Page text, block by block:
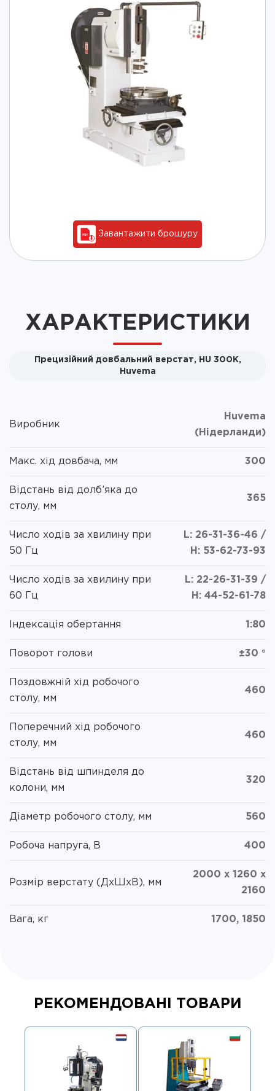
Завантажити брошуру
ХАРАКТЕРИСТИКИ
Прецизійний довбальний верстат, HU 300K,
Huvema
Виробник
Huvema
(Нідерланди)
Макс. хід довбача, мм 300
Відстань від долб’яка до
столу, мм
365
Число ходів за хвилину при
50 Гц
L: 26-31-36-46 /
H: 53-62-73-93
Число ходів за хвилину при
60 Гц
L: 22-26-31-39 /
H: 44-52-61-78
Індексація обертання 1:80
Поворот голови ±30 °
Поздовжній хід робочого
столу, мм
460
Поперечний хід робочого
столу, мм
460
Відстань від шпинделя до
колони, мм
320
Діаметр робочого столу, мм 560
Робоча напруга, В 400
Розмір верстату (ДxШxВ), мм
2000 x 1260 x
2160
Вага, кг 1700, 1850
РЕКОМЕНДОВАНІ ТОВАРИ